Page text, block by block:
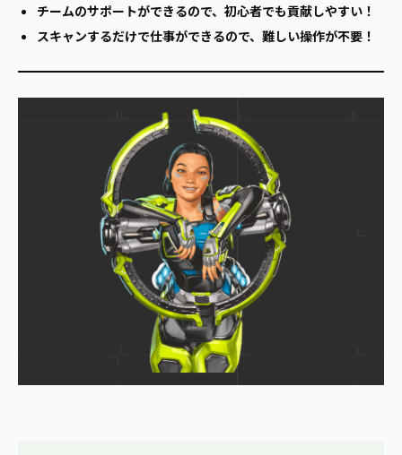
チームのサポートができるので、初心者でも貢献しやすい！
スキャンするだけで仕事ができるので、難しい操作が不要！